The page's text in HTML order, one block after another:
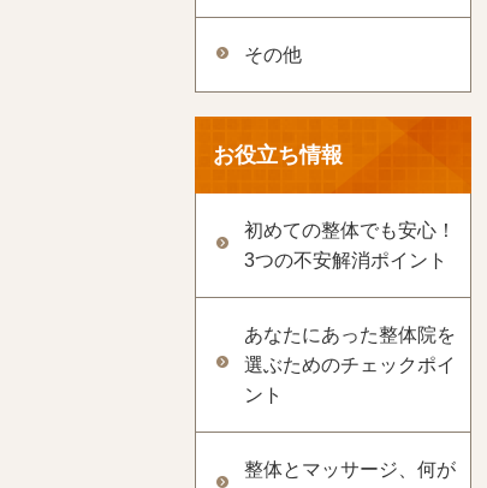
その他
お役立ち情報
初めての整体でも安心！
3つの不安解消ポイント
あなたにあった整体院を
選ぶためのチェックポイ
ント
整体とマッサージ、何が